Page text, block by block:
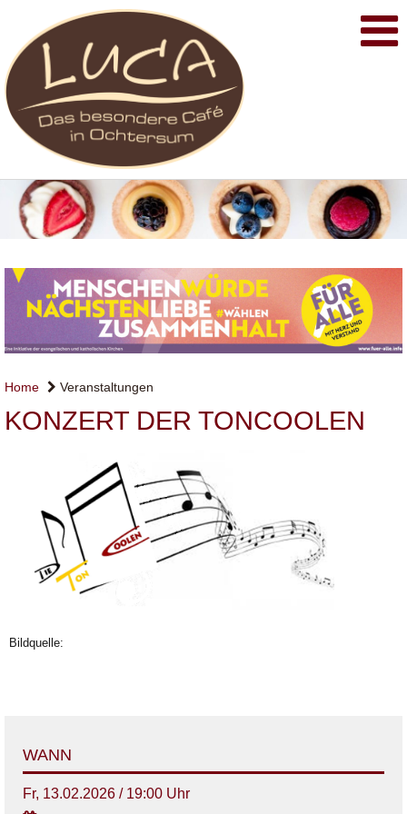
Home Veranstaltungen
KONZERT DER TONCOOLEN
Bildquelle:
WANN
Fr, 13.02.2026 / 19:00 Uhr